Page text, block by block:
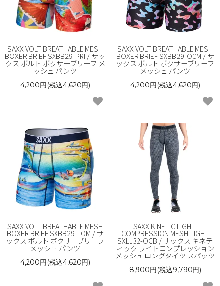
SAXX VOLT BREATHABLE MESH
BOXER BRIEF SXBB29-PRI / サッ
クス ボルト ボクサーブリーフ メ
ッシュ パンツ
4,200円(税込4,620円)
SAXX VOLT BREATHABLE MESH
BOXER BRIEF SXBB29-OCM / サ
ックス ボルト ボクサーブリーフ
メッシュ パンツ
4,200円(税込4,620円)
SAXX VOLT BREATHABLE MESH
BOXER BRIEF SXBB29-LOM / サ
ックス ボルト ボクサーブリーフ
メッシュ パンツ
4,200円(税込4,620円)
SAXX KINETIC LIGHT-
COMPRESSION MESH TIGHT
SXLJ32-OCB / サックス キネテ
ィック ライトコンプレッション
メッシュ ロングタイツ スパッツ
8,900円(税込9,790円)